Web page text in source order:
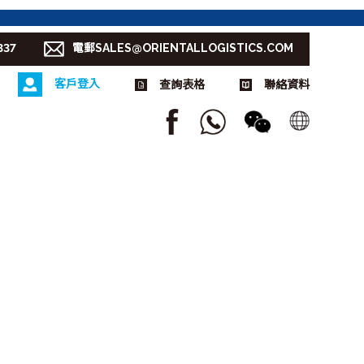
電郵SALES@ORIENTALLOGISTICS.COM
客戶登入 查詢表格 聯絡資料